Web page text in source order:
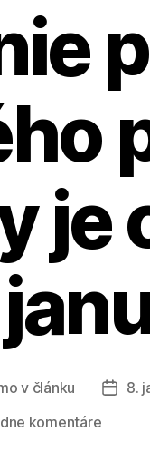
je
v článku
8.
komentárena